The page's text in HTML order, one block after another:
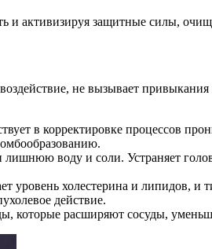
активизируя защитные силы,
не вызывает
в корректировке процессов
воду и соли. Устраняет
уровень холестерина и липидов,
действие.
которые расширяют сосуды,